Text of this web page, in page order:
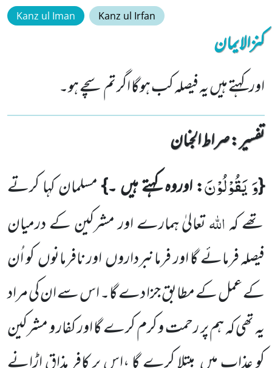
Kanz ul Iman Kanz ul Irfan
کنزالایمان
اور کہتے ہیں یہ فیصلہ کب ہوگا اگر تم سچے ہو۔
تفسیر : ‎صراط الجنان
{وَ یَقُوْلُوْنَ: اوروہ کہتے ہیں ۔}مسلمان کہا کرتے
تھے کہاللہتعالیٰ ہمارے اور مشرکین کے درمیان
فیصلہ فرمائے گا اور فرمانبرداروں اور نافرمانوں کو اُن
کے عمل کے مطابق جزا دے گا۔ اس سے ان کی مراد
یہ تھی کہ ہم پر رحمت و کرم کرے گا اور کفار و مشرکین